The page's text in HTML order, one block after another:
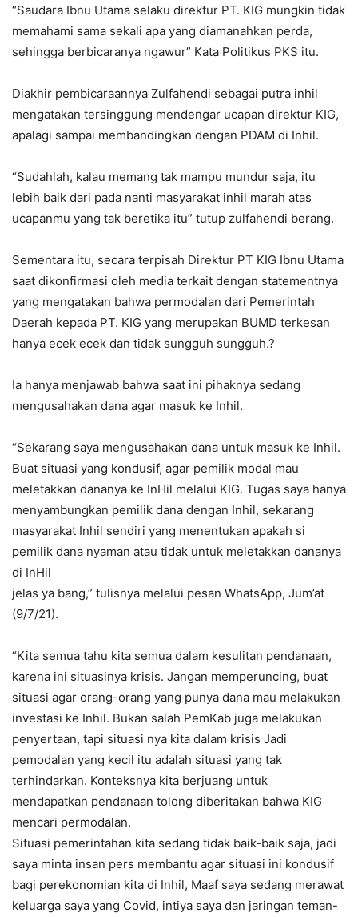
“Saudara Ibnu Utama selaku direktur PT. KIG mungkin tidak
memahami sama sekali apa yang diamanahkan perda,
sehingga berbicaranya ngawur” Kata Politikus PKS itu.
Diakhir pembicaraannya Zulfahendi sebagai putra inhil
mengatakan tersinggung mendengar ucapan direktur KIG,
apalagi sampai membandingkan dengan PDAM di Inhil.
“Sudahlah, kalau memang tak mampu mundur saja, itu
lebih baik dari pada nanti masyarakat inhil marah atas
ucapanmu yang tak beretika itu” tutup zulfahendi berang.
Sementara itu, secara terpisah Direktur PT KIG Ibnu Utama
saat dikonfirmasi oleh media terkait dengan statementnya
yang mengatakan bahwa permodalan dari Pemerintah
Daerah kepada PT. KIG yang merupakan BUMD terkesan
hanya ecek ecek dan tidak sungguh sungguh.?
Ia hanya menjawab bahwa saat ini pihaknya sedang
mengusahakan dana agar masuk ke Inhil.
“Sekarang saya mengusahakan dana untuk masuk ke Inhil.
Buat situasi yang kondusif, agar pemilik modal mau
meletakkan dananya ke InHil melalui KIG. Tugas saya hanya
menyambungkan pemilik dana dengan Inhil, sekarang
masyarakat Inhil sendiri yang menentukan apakah si
pemilik dana nyaman atau tidak untuk meletakkan dananya
di InHil
jelas ya bang,” tulisnya melalui pesan WhatsApp, Jum’at
(9/7/21).
“Kita semua tahu kita semua dalam kesulitan pendanaan,
karena ini situasinya krisis. Jangan memperuncing, buat
situasi agar orang-orang yang punya dana mau melakukan
investasi ke Inhil. Bukan salah PemKab juga melakukan
penyertaan, tapi situasi nya kita dalam krisis Jadi
pemodalan yang kecil itu adalah situasi yang tak
terhindarkan. Konteksnya kita berjuang untuk
mendapatkan pendanaan tolong diberitakan bahwa KIG
mencari permodalan.
Situasi pemerintahan kita sedang tidak baik-baik saja, jadi
saya minta insan pers membantu agar situasi ini kondusif
bagi perekonomian kita di Inhil, Maaf saya sedang merawat
keluarga saya yang Covid, intiya saya dan jaringan teman-